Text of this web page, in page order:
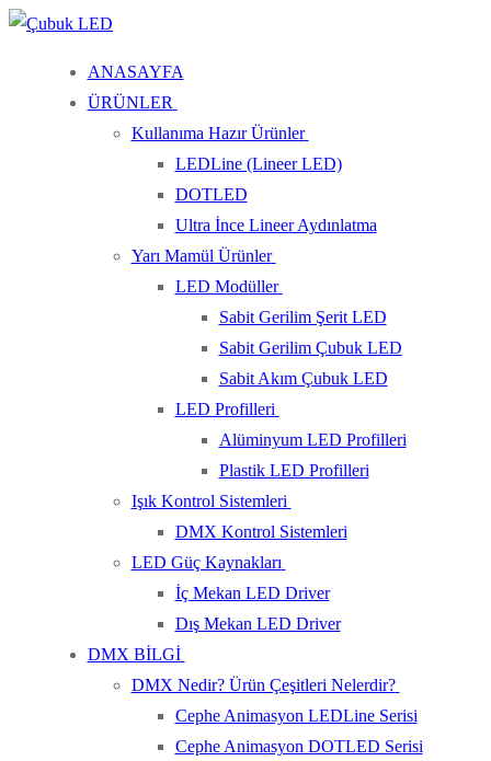
İçeriğe
Menü
Kapat
ANASAYFA
ÜRÜNLER
Kullanıma Hazır Ürünler
LEDLine (Lineer LED)
DOTLED
Ultra İnce Lineer Aydınlatma
Yarı Mamül Ürünler
LED Modüller
Sabit Gerilim Şerit LED
Sabit Gerilim Çubuk LED
Sabit Akım Çubuk LED
LED Profilleri
Alüminyum LED Profilleri
Plastik LED Profilleri
Işık Kontrol Sistemleri
DMX Kontrol Sistemleri
LED Güç Kaynakları
İç Mekan LED Driver
Dış Mekan LED Driver
DMX BİLGİ
DMX Nedir? Ürün Çeşitleri Nelerdir?
Cephe Animasyon LEDLine Serisi
Cephe Animasyon DOTLED Serisi